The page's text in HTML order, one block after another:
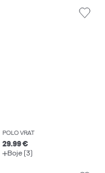
POLO VRAT
29.99 €
Boje (3)